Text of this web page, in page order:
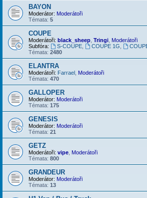
BAYON
Moderátor: Moderátoři
Témata: 5
COUPE
Moderátoři: black_sheep Tringi Moderátoři
Subfóra:
S-COUPE, COUPE 1G
Témata: 2480
ELANTRA
Moderátoři: Farrael Moderátoři
Témata: 470
GALLOPER
Moderátor: Moderátoři
Témata: 175
GENESIS
Moderátor: Moderátoři
Témata: 21
GETZ
Moderátoři: vipe Moderátoři
Témata: 800
GRANDEUR
Moderátor: Moderátoři
Témata: 13